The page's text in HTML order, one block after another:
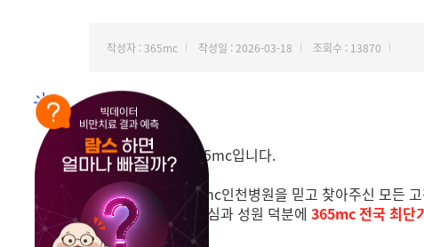
작성자 : 365mc 작성일 : 2026-03-18 조회수 : 13870
안녕하세요.
‘지방 하나만’ 365mc입니다.
항상 글로벌365mc인천병원을 믿고 찾아주신 모든
여러분의 많은 관심과 성원 덕분에 365mc 전국 최단